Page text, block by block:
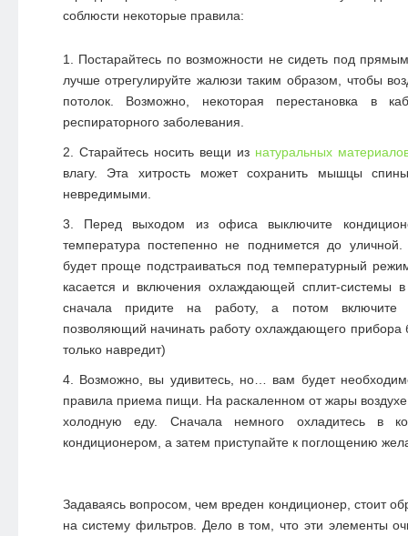
соблюсти некоторые правила:
Постарайтесь по возможности не сидеть под
лучше отрегулируйте жалюзи таким образом, чтобы
потолок. Возможно, некоторая перестановка в
респираторного заболевания.
Старайтесь носить вещи из натуральных
влагу. Эта хитрость может сохранить мышцы
невредимыми.
Перед выходом из офиса выключите
температура постепенно не поднимется до
будет проще подстраиваться под температурный
касается и включения охлаждающей сплит-системы
сначала придите на работу, а потом включите
позволяющий начинать работу охлаждающего прибора
только навредит)
Возможно, вы удивитесь, но… вам будет
правила приема пищи. На раскаленном от жары
холодную еду. Сначала немного охладитесь в
кондиционером, а затем приступайте к поглощению
Задаваясь вопросом, чем вреден кондиционер, стоит
на систему фильтров. Дело в том, что эти элементы